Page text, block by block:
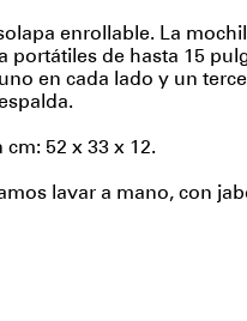
enrollable. La
portátiles de hasta 15
en cada lado y un
52 x 33 x 12.
lavar a mano, con